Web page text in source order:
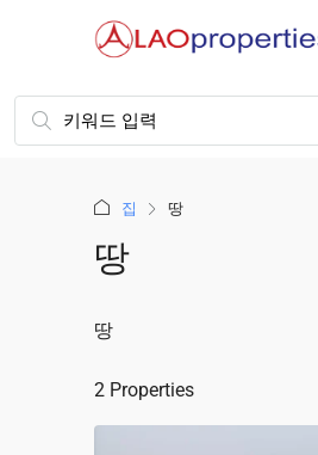
집 땅
땅
땅
2 Properties